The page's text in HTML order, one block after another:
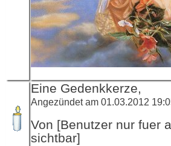
Eine Gedenkkerze,
Angezündet am 01.03.2012
Von [Benutzer nur fuer
sichtbar]